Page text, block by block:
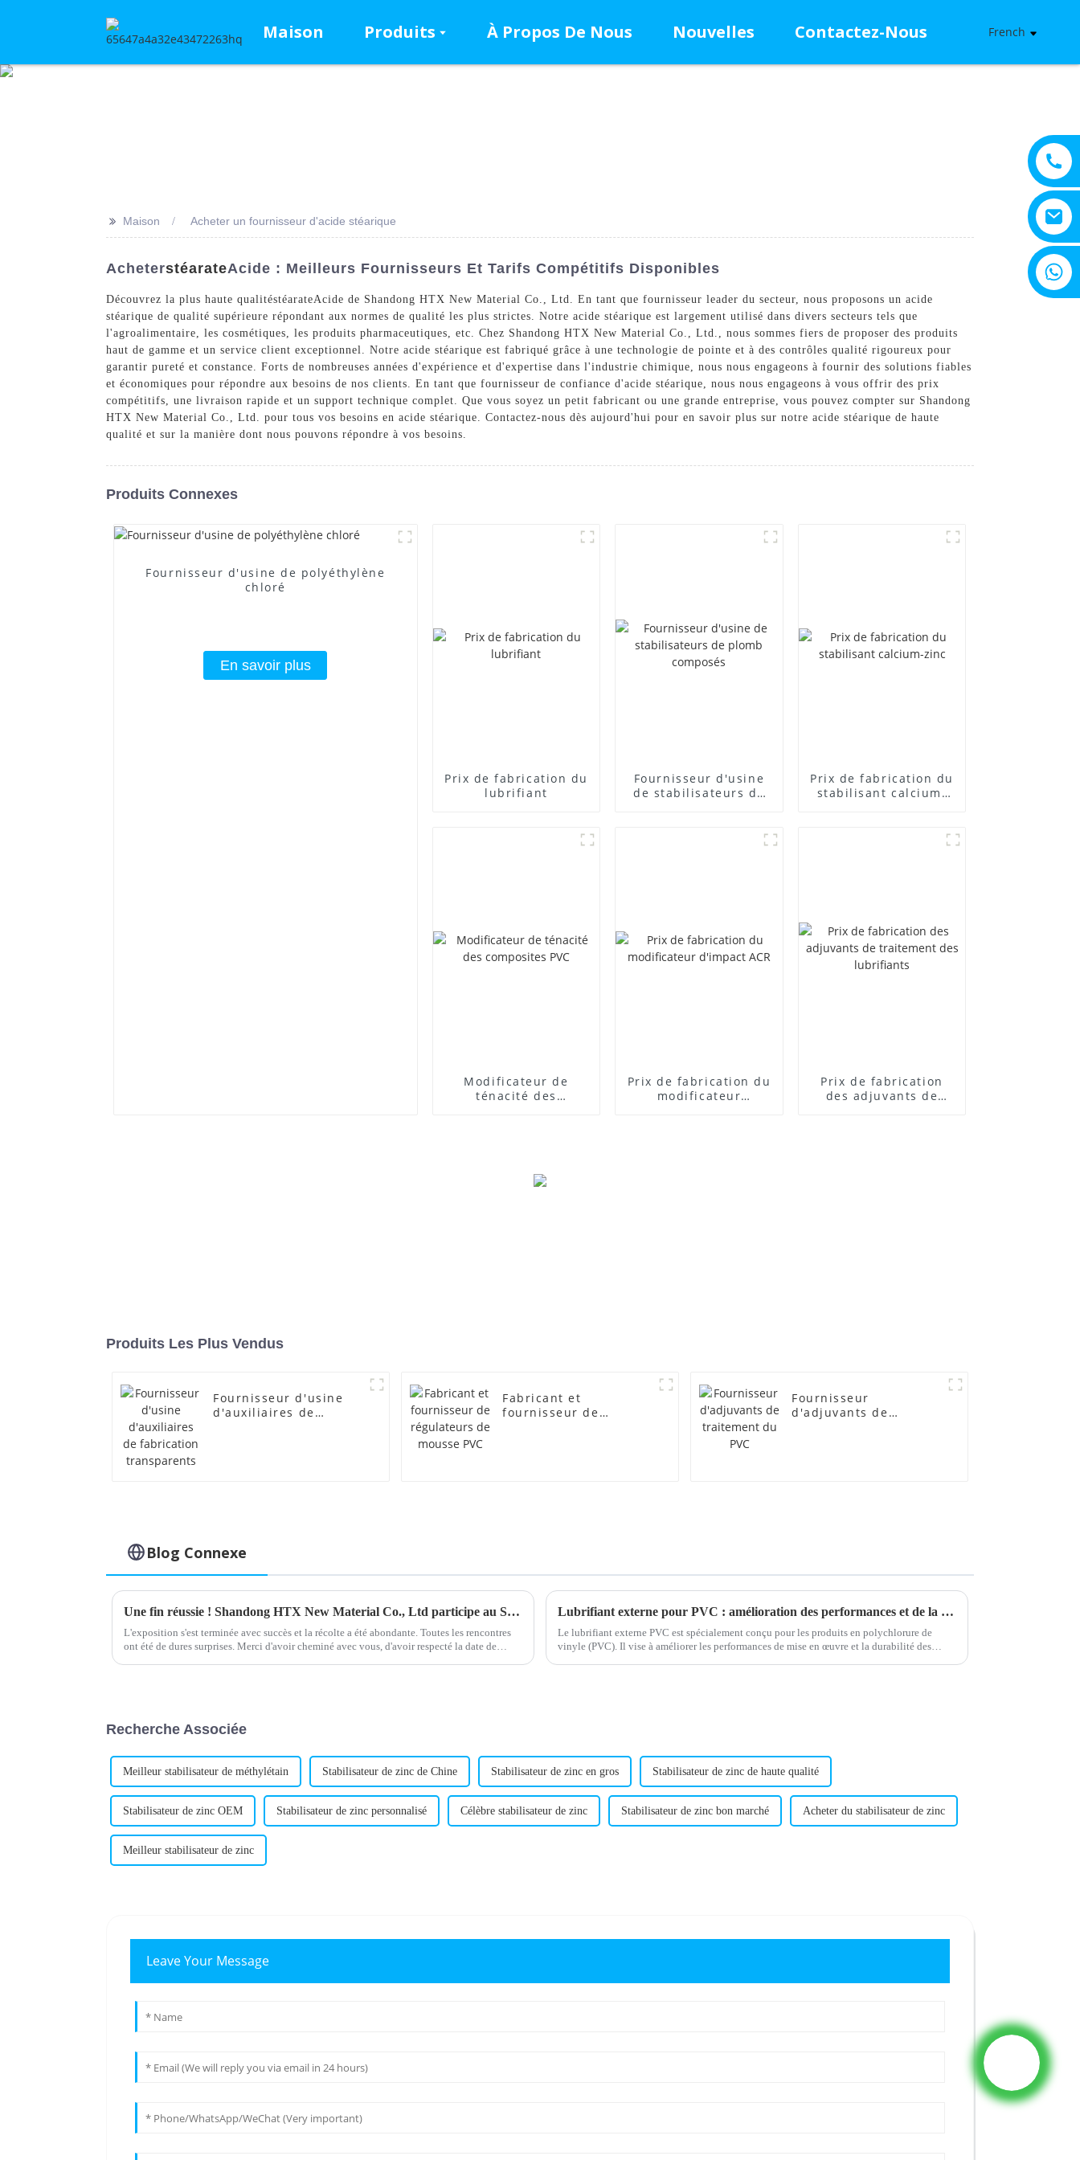
Maison Produits À Propos De Nous Nouvelles Contactez-Nous French
>> Maison Acheter un fournisseur d'acide stéarique
AcheterStéarateAcide : Meilleurs Fournisseurs Et Tarifs Compétitifs Disponibles
Découvrez la plus haute qualitéstéarateAcide de Shandong HTX New Material Co., Ltd. En tant que fournisseur leader du secteur, nous proposons un acide
stéarique de qualité supérieure répondant aux normes de qualité les plus strictes. Notre acide stéarique est largement utilisé dans divers secteurs tels que
l'agroalimentaire, les cosmétiques, les produits pharmaceutiques, etc. Chez Shandong HTX New Material Co., Ltd., nous sommes fiers de proposer des produits
haut de gamme et un service client exceptionnel. Notre acide stéarique est fabriqué grâce à une technologie de pointe et à des contrôles qualité rigoureux pour
garantir pureté et constance. Forts de nombreuses années d'expérience et d'expertise dans l'industrie chimique, nous nous engageons à fournir des solutions fiables
et économiques pour répondre aux besoins de nos clients. En tant que fournisseur de confiance d'acide stéarique, nous nous engageons à vous offrir des prix
compétitifs, une livraison rapide et un support technique complet. Que vous soyez un petit fabricant ou une grande entreprise, vous pouvez compter sur Shandong
HTX New Material Co., Ltd. pour tous vos besoins en acide stéarique. Contactez-nous dès aujourd'hui pour en savoir plus sur notre acide stéarique de haute
qualité et sur la manière dont nous pouvons répondre à vos besoins.
Produits Connexes
Fournisseur d'usine de polyéthylène
chloré
En savoir plus
Prix ​​de fabrication du
lubrifiant
Fournisseur d'usine
de stabilisateurs de
Prix ​​de fabrication du
stabilisant calcium-
Modificateur de
ténacité des
Prix ​​de fabrication du
modificateur
Prix ​​de fabrication
des adjuvants de
Produits Les Plus Vendus
Fournisseur d'usine
d'auxiliaires de
Fabricant et
fournisseur de
Fournisseur
d'adjuvants de
Blog Connexe
Une fin réussie ! Shandong HTX New Material Co., Ltd participe au Salon international de l'emballage plastique du Nigeria !
L'exposition s'est terminée avec succès et la récolte a été abondante. Toutes les rencontres
ont été de dures surprises. Merci d'avoir cheminé avec vous, d'avoir respecté la date de
Lubrifiant externe pour PVC : amélioration des performances et de la durabilité
Le lubrifiant externe PVC est spécialement conçu pour les produits en polychlorure de
vinyle (PVC). Il vise à améliorer les performances de mise en œuvre et la durabilité des
Recherche Associée
Meilleur stabilisateur de méthylétain Stabilisateur de zinc de Chine Stabilisateur de zinc en gros Stabilisateur de zinc de haute qualité
Stabilisateur de zinc OEM Stabilisateur de zinc personnalisé Célèbre stabilisateur de zinc Stabilisateur de zinc bon marché Acheter du stabilisateur de zinc
Meilleur stabilisateur de zinc
Leave Your Message